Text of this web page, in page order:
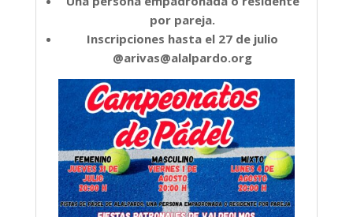
por pareja.
Inscripciones hasta el 27 de julio
@arivas@alalpardo.org